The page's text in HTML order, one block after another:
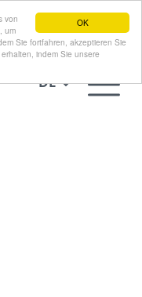
OK
von
um
Sie fortfahren, akzeptieren Sie
indem Sie unsere
DE